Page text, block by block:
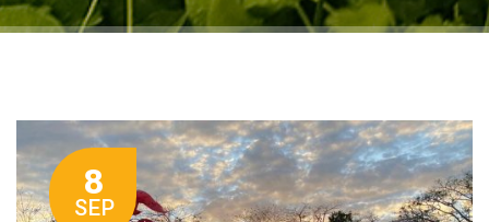
8
SEP